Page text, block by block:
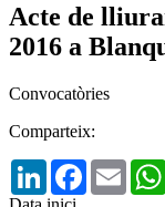
Acte de
2016 a
Convocatòries
Comparteix:
LinkedInFacebook
Email